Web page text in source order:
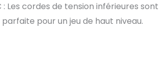
cordes de tension inférieures
pour un jeu de haut niveau.